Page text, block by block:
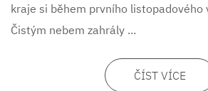
kraje si během prvního listopadového
Čistým nebem zahrály ...
ČÍST VÍCE